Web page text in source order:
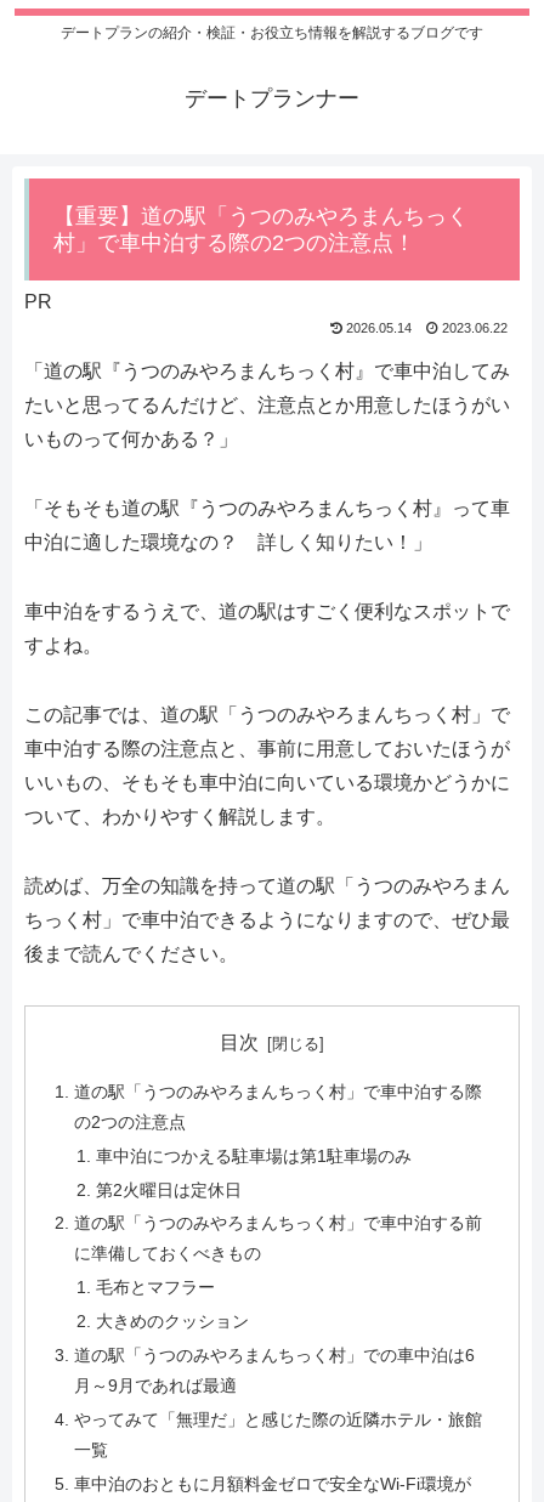
デートプランの紹介・検証・お役立ち情報を解説するブログです
デートプランナー
【重要】道の駅「うつのみやろまんちっく
村」で車中泊する際の2つの注意点！
PR
2026.05.14 2023.06.22
「道の駅『うつのみやろまんちっく村』で車中泊してみ
たいと思ってるんだけど、注意点とか用意したほうがい
いものって何かある？」
「そもそも道の駅『うつのみやろまんちっく村』って車
中泊に適した環境なの？ 詳しく知りたい！」
車中泊をするうえで、道の駅はすごく便利なスポットで
すよね。
この記事では、道の駅「うつのみやろまんちっく村」で
車中泊する際の注意点と、事前に用意しておいたほうが
いいもの、そもそも車中泊に向いている環境かどうかに
ついて、わかりやすく解説します。
読めば、万全の知識を持って道の駅「うつのみやろまん
ちっく村」で車中泊できるようになりますので、ぜひ最
後まで読んでください。
目次
道の駅「うつのみやろまんちっく村」で車中泊する際
の2つの注意点
車中泊につかえる駐車場は第1駐車場のみ
第2火曜日は定休日
道の駅「うつのみやろまんちっく村」で車中泊する前
に準備しておくべきもの
毛布とマフラー
大きめのクッション
道の駅「うつのみやろまんちっく村」での車中泊は6
月～9月であれば最適
やってみて「無理だ」と感じた際の近隣ホテル・旅館
一覧
車中泊のおともに月額料金ゼロで安全なWi-Fi環境が